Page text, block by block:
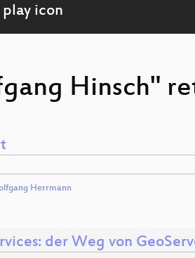
Hinsch"
Herrmann
der Weg von